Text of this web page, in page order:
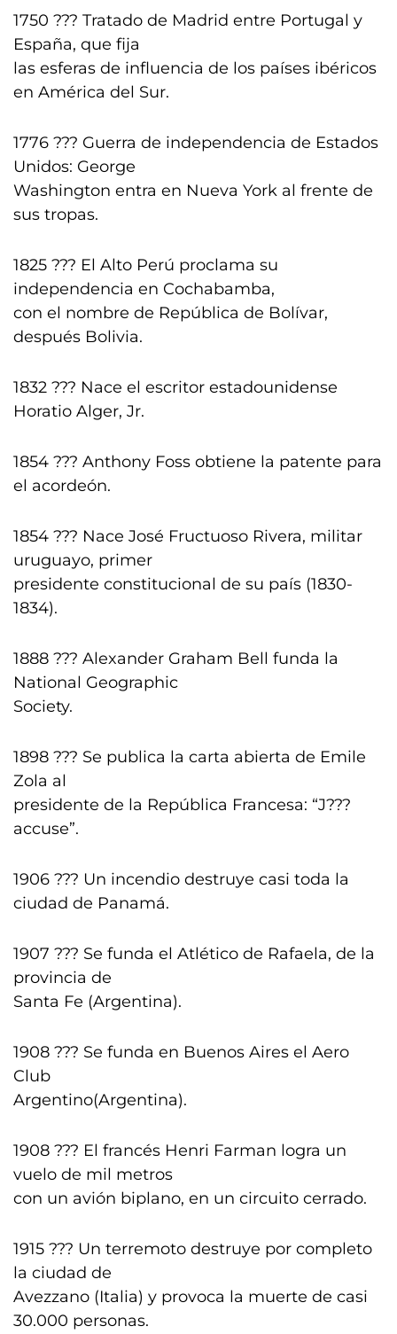
1750 ??? Tratado de Madrid entre Portugal y
España, que fija
las esferas de influencia de los países ibéricos
en América del Sur.
1776 ??? Guerra de independencia de Estados
Unidos: George
Washington entra en Nueva York al frente de
sus tropas.
1825 ??? El Alto Perú proclama su
independencia en Cochabamba,
con el nombre de República de Bolívar,
después Bolivia.
1832 ??? Nace el escritor estadounidense
Horatio Alger, Jr.
1854 ??? Anthony Foss obtiene la patente para
el acordeón.
1854 ??? Nace José Fructuoso Rivera, militar
uruguayo, primer
presidente constitucional de su país (1830-
1834).
1888 ??? Alexander Graham Bell funda la
National Geographic
Society.
1898 ??? Se publica la carta abierta de Emile
Zola al
presidente de la República Francesa: “J???
accuse”.
1906 ??? Un incendio destruye casi toda la
ciudad de Panamá.
1907 ??? Se funda el Atlético de Rafaela, de la
provincia de
Santa Fe (Argentina).
1908 ??? Se funda en Buenos Aires el Aero
Club
Argentino(Argentina).
1908 ??? El francés Henri Farman logra un
vuelo de mil metros
con un avión biplano, en un circuito cerrado.
1915 ??? Un terremoto destruye por completo
la ciudad de
Avezzano (Italia) y provoca la muerte de casi
30.000 personas.